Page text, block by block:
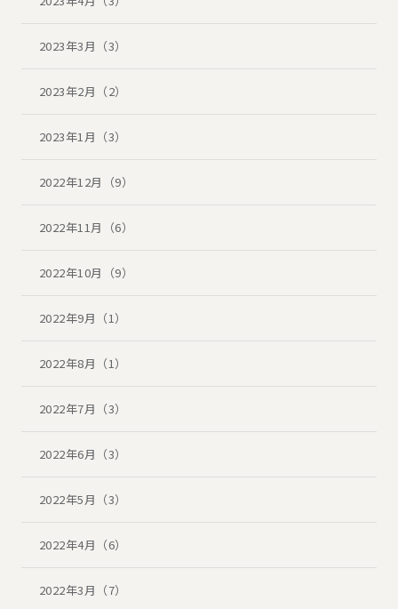
2023年3月（3）
2023年2月（2）
2023年1月（3）
2022年12月（9）
2022年11月（6）
2022年10月（9）
2022年9月（1）
2022年8月（1）
2022年7月（3）
2022年6月（3）
2022年5月（3）
2022年4月（6）
2022年3月（7）